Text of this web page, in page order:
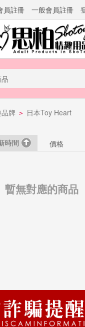
員註冊 一般會員註冊
牌 > 日本Toy Heart
時間 價格
暫無對應的商品